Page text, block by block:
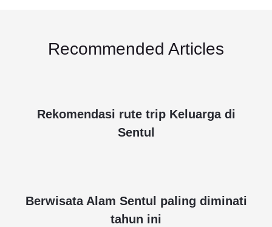
Recommended Articles
Rekomendasi rute trip Keluarga di
Sentul
Berwisata Alam Sentul paling diminati
tahun ini